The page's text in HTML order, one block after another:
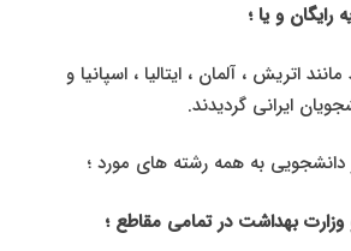
و یا ؛
اتریش ، آلمان ، ایتالیا ، اسپانیا و
ایرانی گردیدند.
دانشجویی به همه رشته های مورد ؛
وزارت بهداشت در تمامی مقاطع ؛